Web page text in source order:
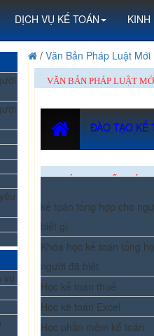
DỊCH VỤ KẾ TOÁN KINH
vụ
/ Văn Bản Pháp Luật
VĂN BẢN PHÁP LUẬT
ĐÀO TẠO KẾ
KHÓA HỌC KẾ TOÁN
kế toán tổng hợp cho
biết gì
Khóa học kế toán tổng
người đã biết
Học kế toán thuế
Học kế toán Excel
Học phần mềm kế toán